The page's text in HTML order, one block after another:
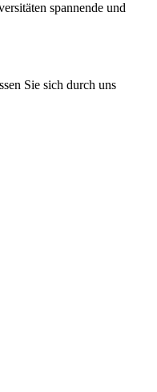
spannende und
Sie sich durch uns